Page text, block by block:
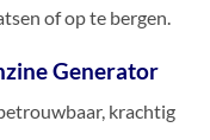
of op te bergen.
Generator
krachtig